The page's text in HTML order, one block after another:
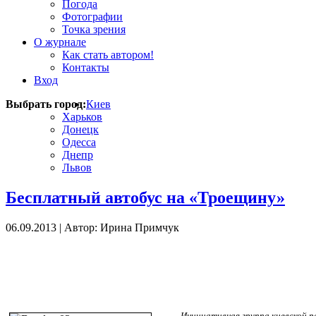
Погода
Фотографии
Точка зрения
О журнале
Как стать автором!
Контакты
Вход
Выбрать город:Киев
Харьков
Донецк
Одесса
Днепр
Львов
Бесплатный автобус на «Троещину»
06.09.2013 | Автор: Ирина Примчук